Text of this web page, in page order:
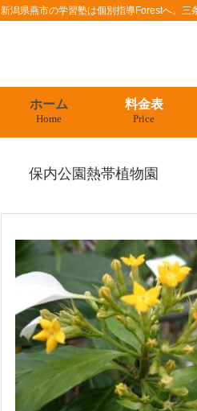
新潟県燕市の学習塾は個別指導Forestへ。三
ホーム
Home
料金表
Price
保内公園熱帯植物園